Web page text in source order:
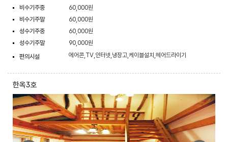
비수기주중
60,000원
비수기주말
60,000원
성수기주중
60,000원
성수기주말
90,000원
편의시설
에어콘,TV,인터넷,냉장고,케이블설치,헤어드라이기
한옥3호